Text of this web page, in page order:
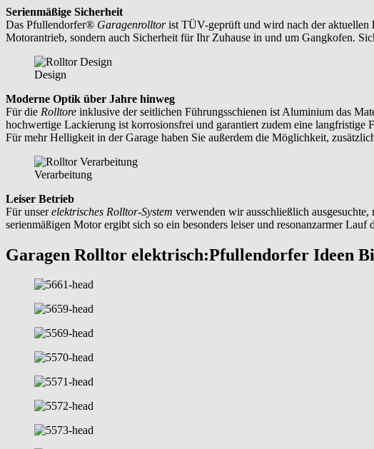
Serienmäßige Sicherheit
Das Pfullendorfer® Garagenrolltorist TÜV-geprüft und wird nach der aktuellen
Motorantrieb, sondern auch Sicherheit für Ihr Zuhause in und um Gangkofen.
Design
Moderne Optik über Jahre hinweg
Für die Rolltore inklusive der seitlichen Führungsschienen ist Aluminium das
hochwertige Lackierung ist korrosionsfrei und garantiert zudem eine langfristige
Für mehr Helligkeit in der Garage haben Sie außerdem die Möglichkeit,
Verarbeitung
Leiser Betrieb
Für unserelektrisches Rolltor-System verwenden wir ausschließlich
serienmäßigen Motor ergibt sich so ein besonders leiser und resonanzarmer Lauf
Garagen Rolltor elektrisch:Pfullendorfer Ideen